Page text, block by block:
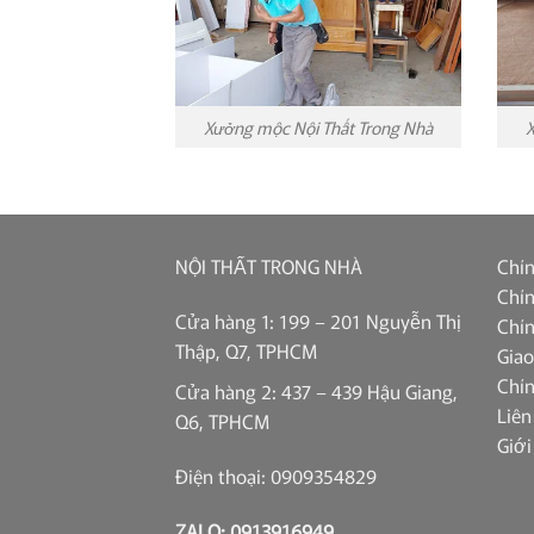
Xưởng mộc Nội Thất Trong Nhà
NỘI THẤT TRONG NHÀ
Cửa hàng 1: 199 – 201 Nguyễn Thị
Thập, Q7, TPHCM
Cửa hàng 2: 437 – 439 Hậu Giang,
Q6, TPHCM
Điện thoại: 0909354829